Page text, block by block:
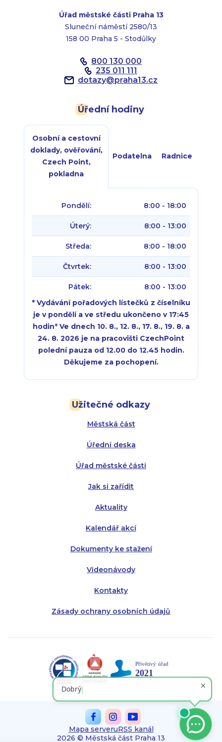
Úřad městské části Praha 13
Sluneční náměstí 2580/13
158 00 Praha 5 - Stodůlky
800 130 000
235 011 111
dotazy@praha13.cz
Užitečné odkazy
Městská část
Úřední deska
Úřad městské části
Jak si zařídit
Aktuality
Kalendář akcí
Dokumenty ke stažení
Videonávody
Kontakty
Zásady ochrany osobních údajů
Úřední hodiny
Osobní a cestovní
doklady, ověřování,
Czech Point,
pokladna
Podatelna Radnice
Pondělí: 8:00 - 18:00
Úterý: 8:00 - 13:00
Středa: 8:00 - 18:00
Čtvrtek: 8:00 - 13:00
Pátek:
8:00 - 13:00
* Vydávání pořadových lístečků z číselníku
je v pondělí a ve středu ukončeno v 17:45
hodin* Ve dnech 10. 8., 12. 8., 17. 8., 19. 8. a
24. 8. 2026 je na pracovišti CzechPoint
polední pauza od 12.00 do 12.45 hodin.
Děkujeme za pochopení.
Úterý:
Středa:
Čtvrtek:
Pátek:
Úterý:
Středa:
Čtvrtek:
2026 © Městská část Praha 13
Mapa serveruRSS kanál